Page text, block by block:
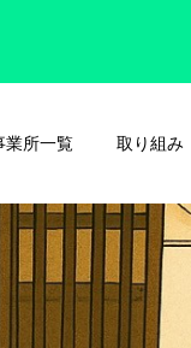
業所一覧 取り組み